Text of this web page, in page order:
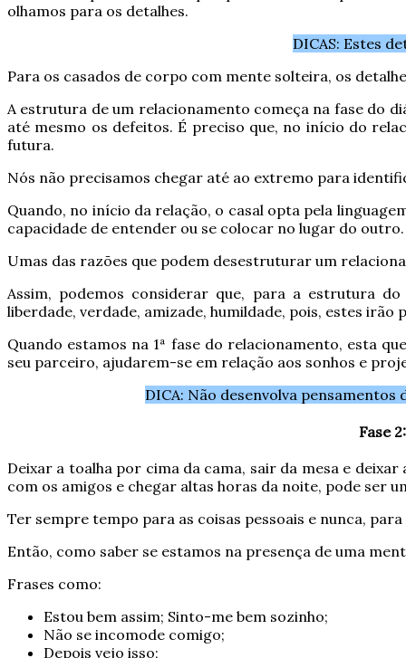
olhamos para os detalhes.
DICAS: Estes
Para os casados de corpo com mente solteira, os
A estrutura de um relacionamento começa na fase do
até mesmo os defeitos. É preciso que, no início do
futura.
Nós não precisamos chegar até ao extremo para
Quando, no início da relação, o casal opta pela
capacidade de entender ou se colocar no lugar do outro.
Umas das razões que podem desestruturar um
Assim, podemos considerar que, para a estrutura
liberdade, verdade, amizade, humildade, pois, estes
Quando estamos na 1ª fase do relacionamento, esta
seu parceiro, ajudarem-se em relação aos sonhos e
DICA: Não desenvolva
Fase
Deixar a toalha por cima da cama, sair da mesa e
com os amigos e chegar altas horas da noite, pode ser
Ter sempre tempo para as coisas pessoais e nunca,
Então, como saber se estamos na presença de uma
Frases como:
Estou bem assim; Sinto-me bem sozinho;
Não se incomode comigo;
Depois vejo isso;